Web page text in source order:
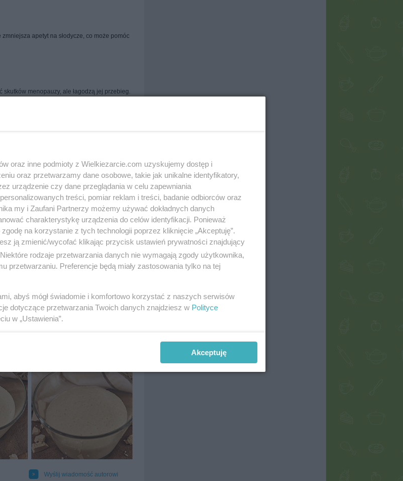
apetyt na słodycze, co może pomóc
menopauzy, ale łagodzą jej przebieg.
Jest to tym bardziej uzasadnione, że
(zawierają dużo litu, wpływającego
łatwiejsza do zniesienia.
A przynajmniej zwiększa ilość plemników.
terapią.
Autor:
Wkn
2016-05-01
Wyślij wiadomość autorowi
oraz inne podmioty z Wielkiezarcie.com uzyskujemy dostęp i
oraz przetwarzamy dane osobowe, takie jak unikalne identyfikatory,
urządzenie czy dane przeglądania w celu zapewniania
treści, pomiar reklam i treści, badanie odbiorców oraz
my i Zaufani Partnerzy możemy używać dokładnych danych
charakterystykę urządzenia do celów identyfikacji. Ponieważ
na korzystanie z tych technologii poprzez kliknięcie „Akceptuję”.
ją zmienić/wycofać klikając przycisk ustawień prywatności znajdujący
rodzaje przetwarzania danych nie wymagają zgody użytkownika,
przetwarzaniu. Preferencje będą miały zastosowania tylko na tej
abyś mógł świadomie i komfortowo korzystać z naszych serwisów
dotyczące przetwarzania Twoich danych znajdziesz w Polityce
w „Ustawienia”.
Akceptuję